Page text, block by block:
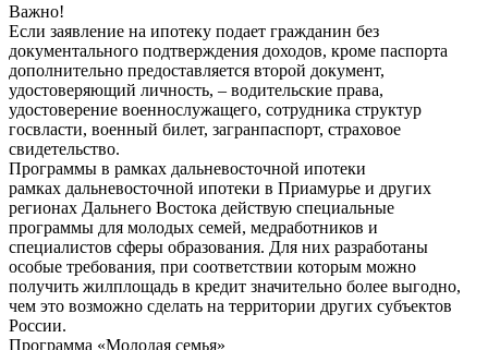
Важно!
Если заявление на ипотеку подает гражданин без
документального подтверждения доходов, кроме паспорта
дополнительно предоставляется второй документ,
удостоверяющий личность, – водительские права,
удостоверение военнослужащего, сотрудника структур
госвласти, военный билет, загранпаспорт, страховое
свидетельство.
Программы в рамках дальневосточной ипотеки
рамках дальневосточной ипотеки в Приамурье и других
регионах Дальнего Востока действую специальные
программы для молодых семей, медработников и
специалистов сферы образования. Для них разработаны
особые требования, при соответствии которым можно
получить жилплощадь в кредит значительно более выгодно,
чем это возможно сделать на территории других субъектов
России.
Программа «Молодая семья»